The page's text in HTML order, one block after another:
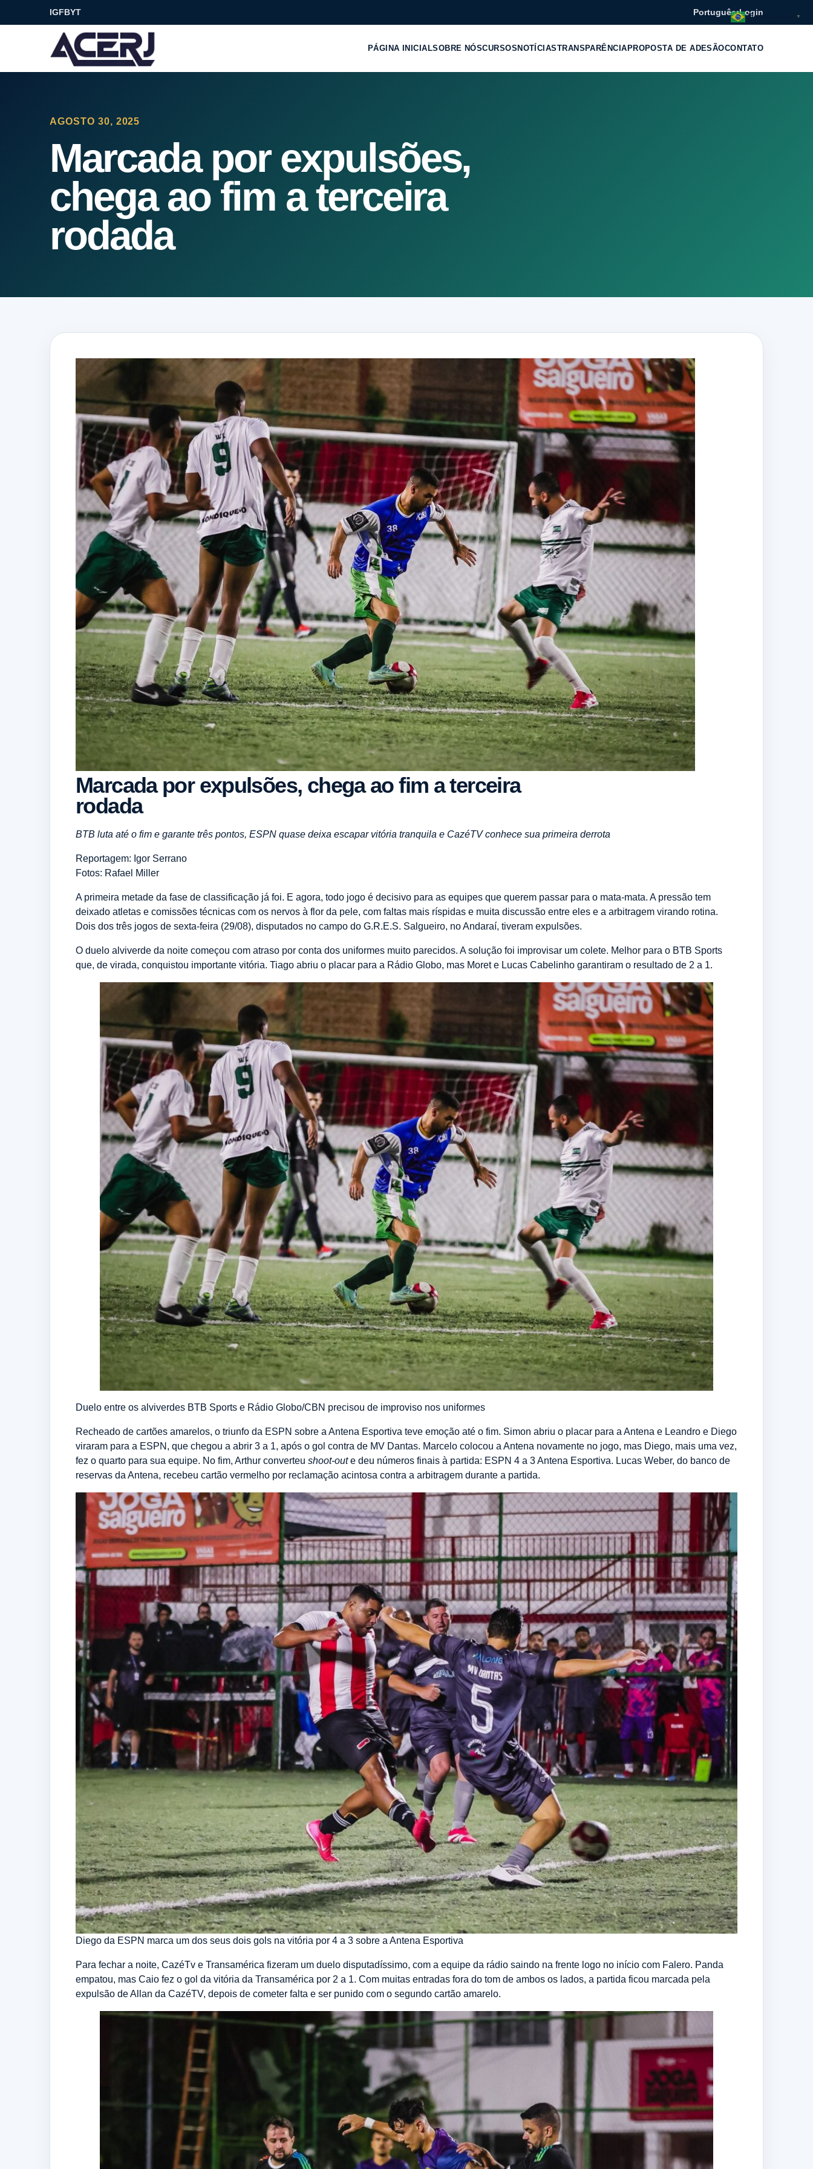
IGFBYT Português•Login
PÁGINA INICIALSOBRE NÓSCURSOS NOTÍCIASTRANSPARÊNCIA PROPOSTA DE ADESÃOCONTATO
AGOSTO 30, 2025
Marcada por expulsões,
chega ao fim a terceira
rodada
Marcada por expulsões, chega ao fim a terceira
rodada
BTB luta até o fim e garante três pontos, ESPN quase deixa escapar vitória tranquila e CazéTV conhece sua primeira derrota
Reportagem: Igor Serrano
Fotos: Rafael Miller
A primeira metade da fase de classificação já foi. E agora, todo jogo é decisivo para as equipes que querem passar para o mata-mata. A pressão tem
deixado atletas e comissões técnicas com os nervos à flor da pele, com faltas mais ríspidas e muita discussão entre eles e a arbitragem virando rotina.
Dois dos três jogos de sexta-feira (29/08), disputados no campo do G.R.E.S. Salgueiro, no Andaraí, tiveram expulsões.
O duelo alviverde da noite começou com atraso por conta dos uniformes muito parecidos. A solução foi improvisar um colete. Melhor para o BTB Sports
que, de virada, conquistou importante vitória. Tiago abriu o placar para a Rádio Globo, mas Moret e Lucas Cabelinho garantiram o resultado de 2 a 1.
Duelo entre os alviverdes BTB Sports e Rádio Globo/CBN precisou de improviso nos uniformes
Recheado de cartões amarelos, o triunfo da ESPN sobre a Antena Esportiva teve emoção até o fim. Simon abriu o placar para a Antena e Leandro e Diego
viraram para a ESPN, que chegou a abrir 3 a 1, após o gol contra de MV Dantas. Marcelo colocou a Antena novamente no jogo, mas Diego, mais uma vez,
fez o quarto para sua equipe. No fim, Arthur converteu shoot-oute deu números finais à partida: ESPN 4 a 3 Antena Esportiva. Lucas Weber, do banco de
reservas da Antena, recebeu cartão vermelho por reclamação acintosa contra a arbitragem durante a partida.
Diego da ESPN marca um dos seus dois gols na vitória por 4 a 3 sobre a Antena Esportiva
Para fechar a noite, CazéTv e Transamérica fizeram um duelo disputadíssimo, com a equipe da rádio saindo na frente logo no início com Falero. Panda
empatou, mas Caio fez o gol da vitória da Transamérica por 2 a 1. Com muitas entradas fora do tom de ambos os lados, a partida ficou marcada pela
expulsão de Allan da CazéTV, depois de cometer falta e ser punido com o segundo cartão amarelo.
Portuguese ▼